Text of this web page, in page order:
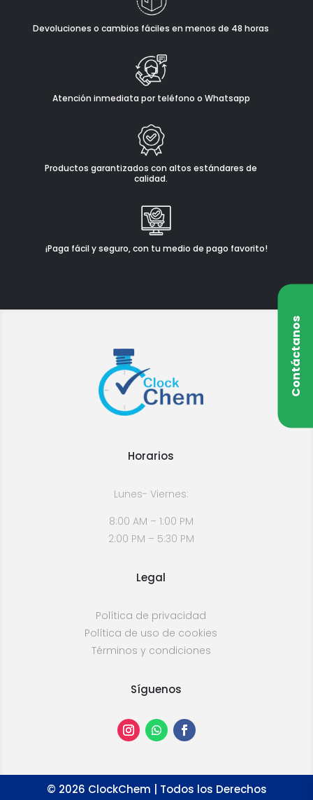
Devoluciones o cambios fáciles en menos de 48 horas
Atención inmediata por teléfono o Whatsapp
Productos garantizados con altos estándares de
calidad.
¡Paga fácil y seguro, con tu medio de pago favorito!
Contáctanos
Horarios
Lunes- Viernes:
8:00 AM – 1:00 PM
2:00 PM – 5:30 PM
Legal
Política de privacidad
Política de uso de cookies
Términos y condiciones
Síguenos
© 2026 ClockChem | Todos los Derechos